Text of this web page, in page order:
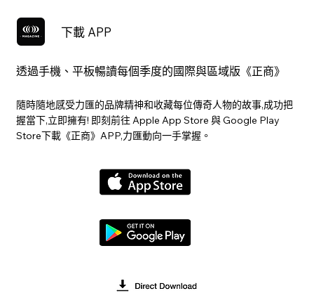
下載 APP
透過手機、平板暢讀每個季度的國際與區域版《正商》
隨時隨地感受力匯的品牌精神和收藏每位傳奇人物的故事,成功把
握當下,立即擁有! 即刻前往 Apple App Store 與 Google Play
Store下載《正商》APP,力匯動向一手掌握。